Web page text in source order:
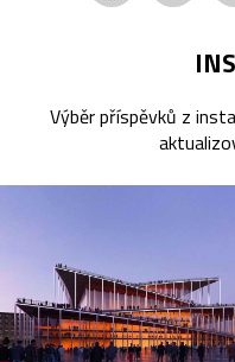
Výběr příspěvků z